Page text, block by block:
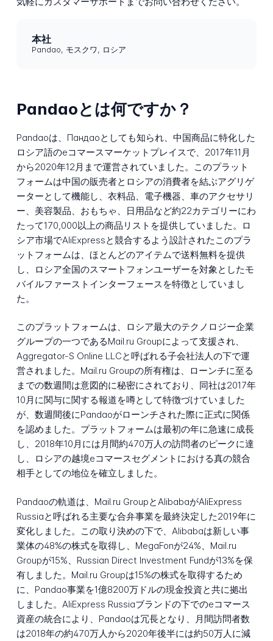
本社
Pandao, モスクワ, ロシア
Pandaoとは何ですか？
Pandaoは、Пандаоとしても知られ、中国商品に特化した
ロシア語のeコマースマーケットプレイスで、2017年11月
から2020年12月まで運営されていました。このプラット
フォームは中国の販売者とロシアの消費者を結ぶアグリゲ
ーターとして機能し、衣料品、電子機器、車のアクセサリ
ー、美容製品、おもちゃ、日用品など約22カテゴリーにわ
たって170,000以上の商品リストを提供していました。ロ
シア市場でAliExpressと競合するよう設計されたこのプラ
ットフォームは、ほとんどのアイテムで送料無料を提供
し、ロシア全国のスマートフォンユーザーを対象としたモ
バイルファーストインターフェースを特徴としていまし
た。
このプラットフォームは、ロシア最大のテクノロジー企業
グループの一つであるMail.ru Groupによって支援され、
Aggregator-S Online LLCと呼ばれる子会社法人の下で運
営されました。Mail.ru Groupの所有権は、ローンチに至る
までの数週間は意図的に秘密にされており、同社は2017年
10月に関与に関する報道を噂として特徴づけていました
が、数週間後にPandaoがローンチされた際に正式に関係
を認めました。プラットフォームは最初の年に急速に成長
し、2018年10月には月間約470万人の訪問者のピークに達
し、ロシアの越境eコマースセグメントにおける真の競合
相手としての地位を確立しました。
Pandaoの軌道は、Mail.ru GroupとAlibabaがAliExpress
Russiaと呼ばれる主要な合弁事業を最終決定した2019年に
変化しました。この取り決めの下で、Alibabaは新しい事
業体の48%の株式を取得し、MegaFonが24%、Mail.ru
Groupが15%、Russian Direct Investment Fundが13%を保
有しました。Mail.ru Groupは15%の株式を取得するため
に、Pandao事業を1億8200万ドルの現金投資と共に拠出
しました。AliExpress Russiaブランドの下でのeコマース
資産の統合により、Pandaoは冗長となり、月間訪問者数
は2018年の約470万人から2020年後半には約50万人に減